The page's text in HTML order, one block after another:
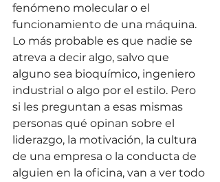
fenómeno molecular o el
funcionamiento de una máquina.
Lo más probable es que nadie se
atreva a decir algo, salvo que
alguno sea bioquímico, ingeniero
industrial o algo por el estilo. Pero
si les preguntan a esas mismas
personas qué opinan sobre el
liderazgo, la motivación, la cultura
de una empresa o la conducta de
alguien en la oficina, van a ver todo